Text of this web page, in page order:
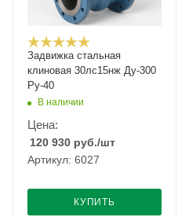
Задвижка стальная
клиновая 30лс15нж Ду-300
Ру-40
В наличии
Цена:
120 930 руб./шт
Артикул: 6027
КУПИТЬ